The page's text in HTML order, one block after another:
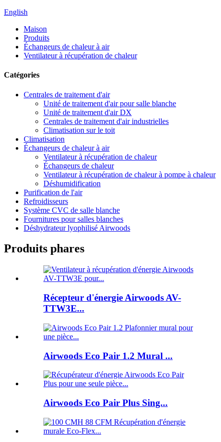
English
Maison
Produits
Échangeurs de chaleur à air
Ventilateur à récupération de chaleur
Catégories
Centrales de traitement d'air
Unité de traitement d'air pour salle blanche
Unité de traitement d'air DX
Centrales de traitement d'air industrielles
Climatisation sur le toit
Climatisation
Échangeurs de chaleur à air
Ventilateur à récupération de chaleur
Échangeurs de chaleur
Ventilateur à récupération de chaleur à pompe à chaleur
Déshumidification
Purification de l'air
Refroidisseurs
Système CVC de salle blanche
Fournitures pour salles blanches
Déshydrateur lyophilisé Airwoods
Produits phares
Récepteur d'énergie Airwoods AV-
TTW3E...
Airwoods Eco Pair 1.2 Mural ...
Airwoods Eco Pair Plus Sing...